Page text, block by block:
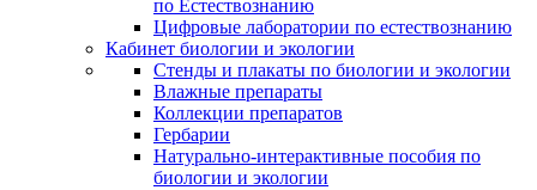
по Естествознанию
Цифровые лаборатории по естествознанию
Кабинет биологии и экологии
Стенды и плакаты по биологии и экологии
Влажные препараты
Коллекции препаратов
Гербарии
Натурально-интерактивные пособия по
биологии и экологии